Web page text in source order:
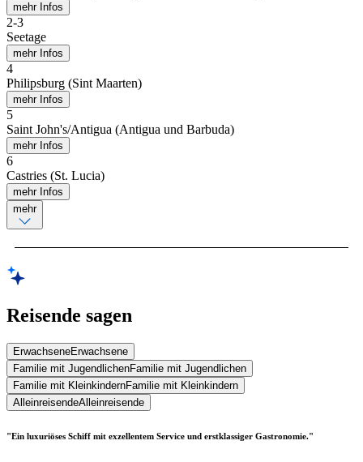
mehr Infos
2-3
Seetage
mehr Infos
4
Philipsburg (Sint Maarten)
mehr Infos
5
Saint John's/Antigua (Antigua und Barbuda)
mehr Infos
6
Castries (St. Lucia)
mehr Infos
mehr
Reisende sagen
ErwachseneErwachsene
Familie mit JugendlichenFamilie mit Jugendlichen
Familie mit KleinkindernFamilie mit Kleinkindern
AlleinreisendeAlleinreisende
"Ein luxuriöses Schiff mit exzellentem Service und erstklassiger Gastronomie."